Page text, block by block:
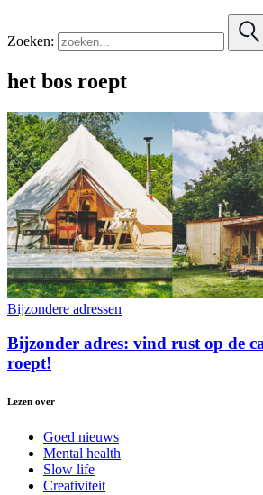
Zoeken:
het bos roept
Bijzondere adressen
Bijzonder adres: vind rust op de
roept!
Lezen over
Goed nieuws
Mental health
Slow life
Creativiteit